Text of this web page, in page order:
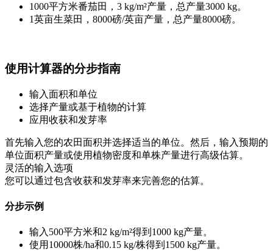
1000平方米番茄田，3 kg/m²产量，总产量3000 kg。
1英亩生菜田，8000磅/英亩产量，总产量8000磅。
使用计算器的分步指南
输入面积和单位
选择产量或基于植物的计算
应用收获和发芽率
首先输入您的农田面积并选择适当的单位。然后，输入预期的
单位面积产量或使用植物密度和单株产量进行高级估算。
灵活的输入选项
您可以通过包含收获和发芽率来完善您的估算。
分步示例
输入500平方米和2 kg/m²得到1000 kg产量。
使用10000株/ha和0.15 kg/株得到1500 kg产量。